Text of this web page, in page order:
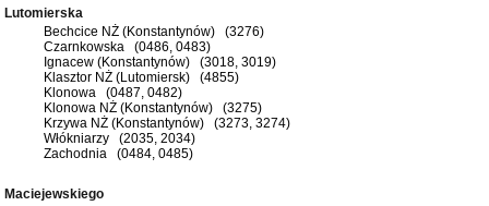
Lutomierska
Bechcice NŻ (Konstantynów) (3276)
Czarnkowska (0486, 0483)
Ignacew (Konstantynów) (3018, 3019)
Klasztor NŻ (Lutomiersk) (4855)
Klonowa (0487, 0482)
Klonowa NŻ (Konstantynów) (3275)
Krzywa NŻ (Konstantynów) (3273, 3274)
Włókniarzy (2035, 2034)
Zachodnia (0484, 0485)
Maciejewskiego